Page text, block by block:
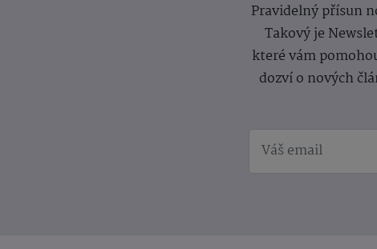
Pravidelný přísun
Takový je
které vám
dozví o nových